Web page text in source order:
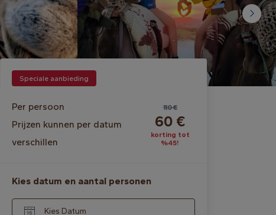
Speciale aanbieding
Per persoon
Prijzen kunnen per datum
verschillen
110 €
60 €
korting tot
%45!
Kies datum en aantal personen
Kies Datum